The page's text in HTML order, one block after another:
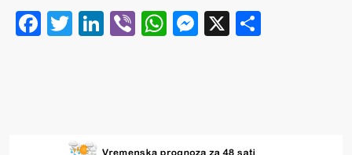
Facebook
Twitter
LinkedIn
ViberWhatsApp
Messenger
X